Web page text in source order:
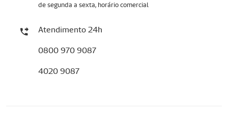
de segunda a sexta, horário comercial
Atendimento 24h
0800 970 9087
4020 9087